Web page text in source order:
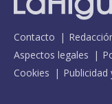
Contacto
Aspectos legales
Cookies